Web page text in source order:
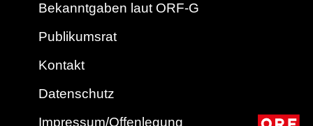
Bekanntgaben laut ORF-G
Publikumsrat
Kontakt
Datenschutz
Impressum/Offenlegung